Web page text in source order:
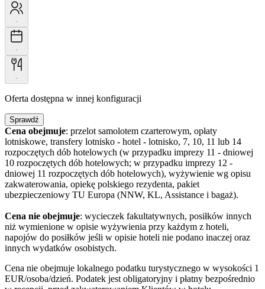
-
-
-
Oferta dostępna w innej konfiguracji
Sprawdź
Cena obejmuje: przelot samolotem czarterowym, opłaty
lotniskowe, transfery lotnisko - hotel - lotnisko, 7, 10, 11 lub 14
rozpoczętych dób hotelowych (w przypadku imprezy 11 - dniowej
10 rozpoczętych dób hotelowych; w przypadku imprezy 12 -
dniowej 11 rozpoczętych dób hotelowych), wyżywienie wg opisu
zakwaterowania, opiekę polskiego rezydenta, pakiet
ubezpieczeniowy TU Europa (NNW, KL, Assistance i bagaż).
Cena nie obejmuje: wycieczek fakultatywnych, posiłków innych
niż wymienione w opisie wyżywienia przy każdym z hoteli,
napojów do posiłków jeśli w opisie hoteli nie podano inaczej oraz
innych wydatków osobistych.
Cena nie obejmuje lokalnego podatku turystycznego w wysokości 1
EUR/osoba/dzień. Podatek jest obligatoryjny i płatny bezpośrednio